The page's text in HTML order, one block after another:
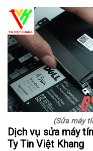
(Sửa máy
Dịch vụ sửa máy
Ty Tin Việt Khang